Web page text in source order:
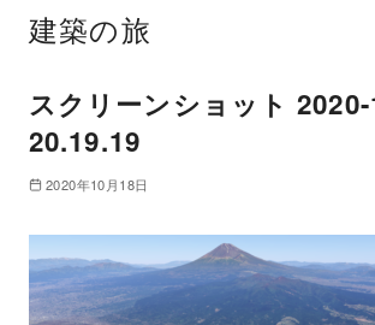
建築の旅
スクリーンショット
20.19.19
2020年10月18日